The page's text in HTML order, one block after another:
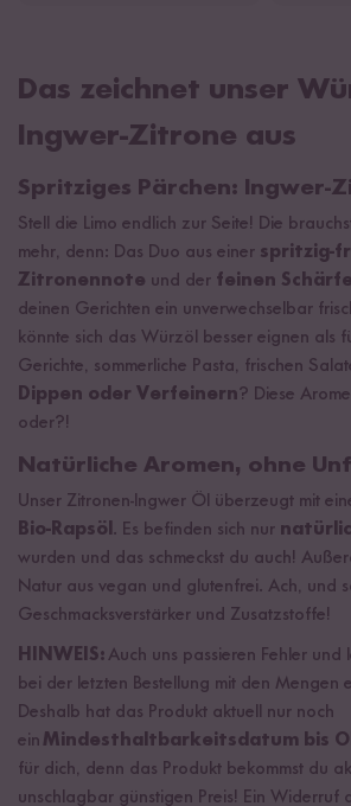
Das zeichnet unser
Ingwer-Zitrone aus
Spritziges Pärchen: Ingwer-
Stell die Limo endlich zur Seite! Die
mehr, denn: Das Duo aus einer spritzig-
Zitronennote und der feinen
deinen Gerichten ein unverwechselbar
könnte sich das Würzöl besser eignen als
Gerichte, sommerliche Pasta, frischen
Dippen oder Verfeinern? Diese
oder?!
Natürliche Aromen, ohne
Unser Zitronen-Ingwer Öl überzeugt mit
Bio-Rapsöl . Es befinden sich nur
wurden und das schmeckst du auch!
Natur aus vegan und glutenfrei. Ach, und
Geschmacksverstärker und Zusatzstoffe!
HINWEIS: Auch uns passieren Fehler und
bei der letzten Bestellung mit den Mengen
Deshalb hat das Produkt aktuell nur noch
ein Mindesthaltbarkeitsdatum bis
für dich, denn das Produkt bekommst du
unschlagbar günstigen Preis! Ein Widerruf